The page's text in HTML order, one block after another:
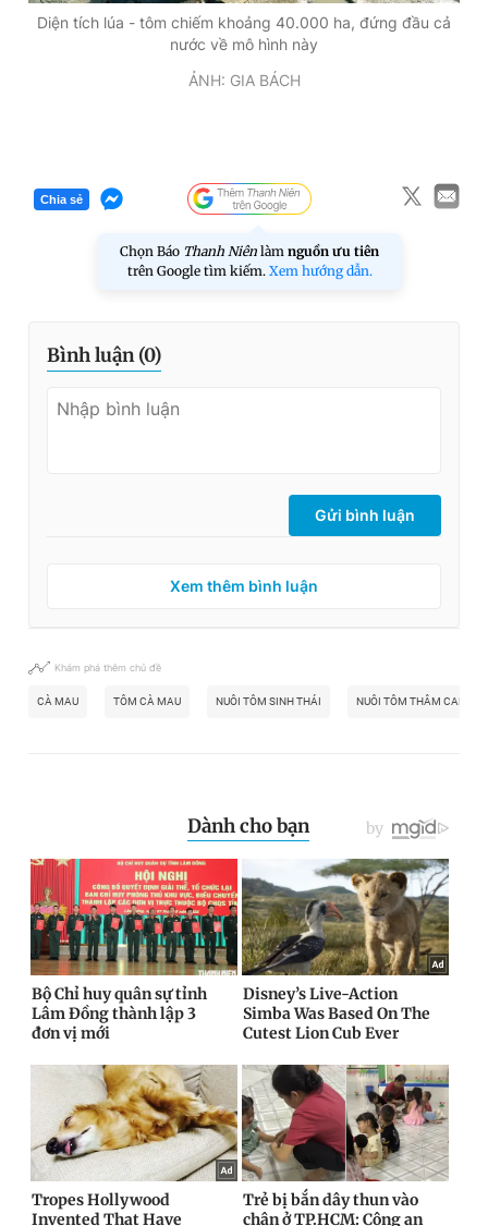
Diện tích lúa - tôm chiếm khoảng 40.000 ha, đứng đầu cả
nước về mô hình này
ẢNH: GIA BÁCH
Chia sẻ
Chọn Báo Thanh Niên làm nguồn ưu tiên
trên Google tìm kiếm. Xem hướng dẫn.
Bình luận (0)
Gửi bình luận
Xem thêm bình luận
Khám phá thêm chủ đề
CÀ MAU TÔM CÀ MAU NUÔI TÔM SINH THÁI NUÔI TÔM THÂM CANH